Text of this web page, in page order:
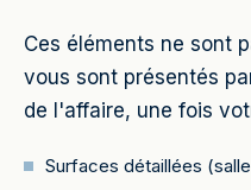
Ces éléments ne sont
vous sont présentés
de l'affaire, une fois
Surfaces détaillées